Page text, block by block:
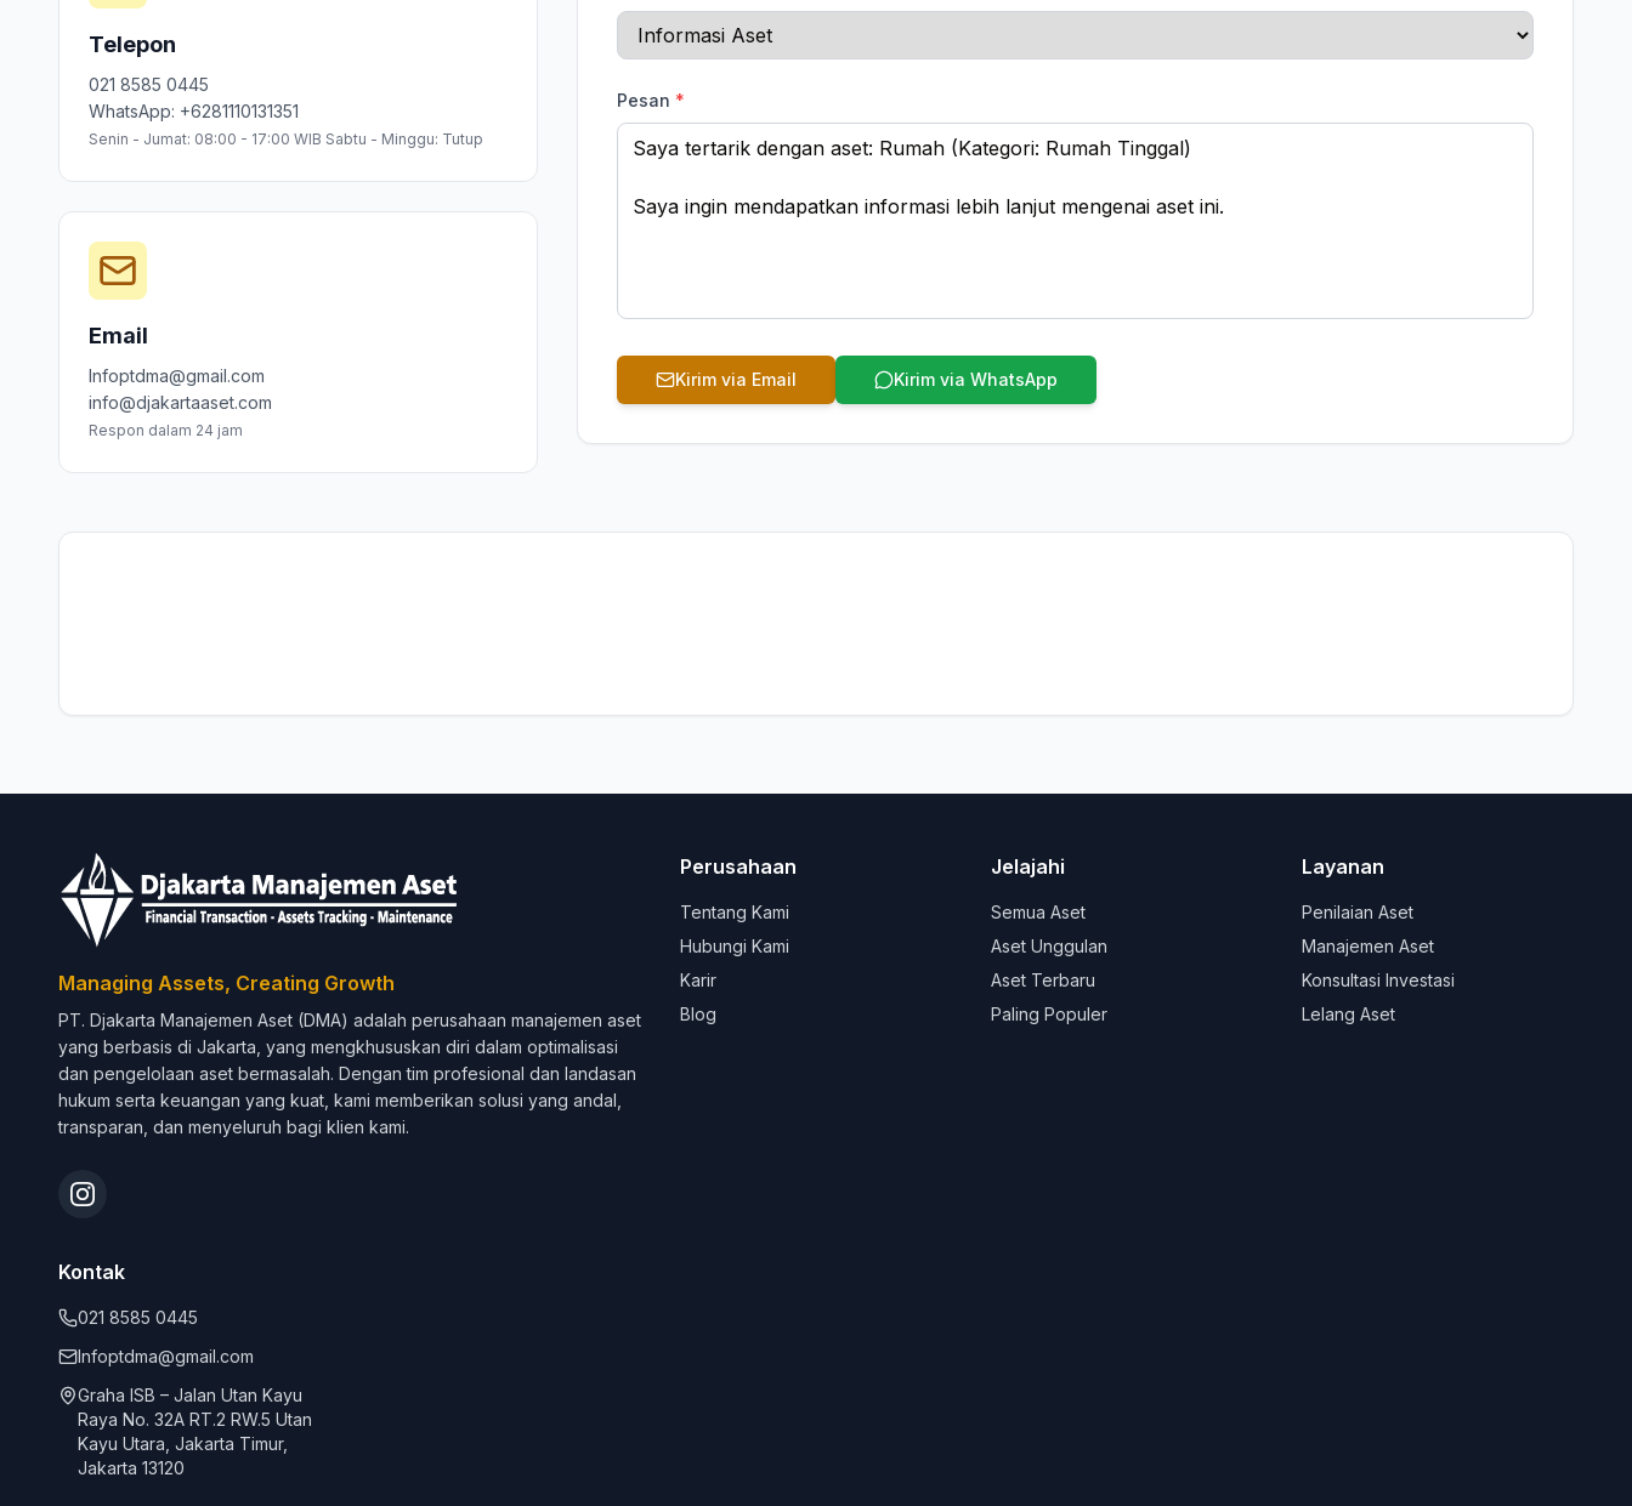
Telepon
021 8585 0445
WhatsApp: +6281110131351
Senin - Jumat: 08:00 - 17:00 WIB Sabtu - Minggu: Tutup
Email
Infoptdma@gmail.com
info@djakartaaset.com
Respon dalam 24 jam
Pesan *
Kirim via Email Kirim via WhatsApp
Managing Assets, Creating Growth
PT. Djakarta Manajemen Aset (DMA) adalah perusahaan manajemen aset
yang berbasis di Jakarta, yang mengkhususkan diri dalam optimalisasi
dan pengelolaan aset bermasalah. Dengan tim profesional dan landasan
hukum serta keuangan yang kuat, kami memberikan solusi yang andal,
transparan, dan menyeluruh bagi klien kami.
Perusahaan
Tentang Kami
Hubungi Kami
Karir
Blog
Jelajahi
Semua Aset
Aset Unggulan
Aset Terbaru
Paling Populer
Layanan
Penilaian Aset
Manajemen Aset
Konsultasi Investasi
Lelang Aset
Kontak
021 8585 0445
Infoptdma@gmail.com
Graha ISB – Jalan Utan Kayu
Raya No. 32A RT.2 RW.5 Utan
Kayu Utara, Jakarta Timur,
Jakarta 13120